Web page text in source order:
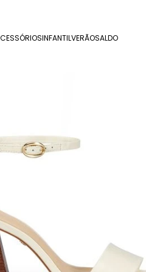
INFANTILVERÃOSALDO